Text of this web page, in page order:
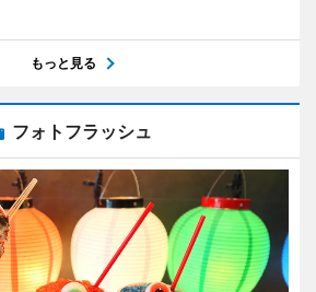
もっと見る
フォトフラッシュ